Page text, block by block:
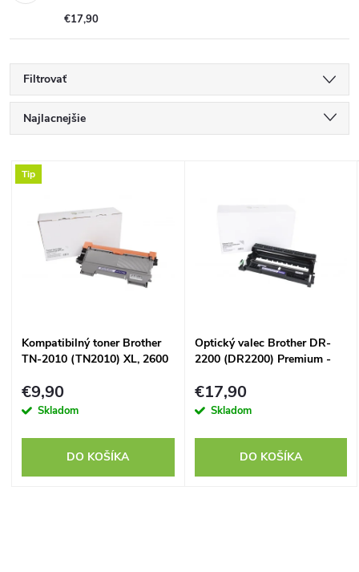
€17,90
Filtrovať
R
a
e
p
o
Najlacnejšie
Najpredávanejšie
Abecedne
V
s
p
Tip
Kompatibilný toner Brother
TN-2010 (TN2010) XL, 2600
€9,90
Skladom
DO KOŠÍKA
Optický valec Brother DR-
2200 (DR2200) Premium -
€17,90
Skladom
DO KOŠÍKA